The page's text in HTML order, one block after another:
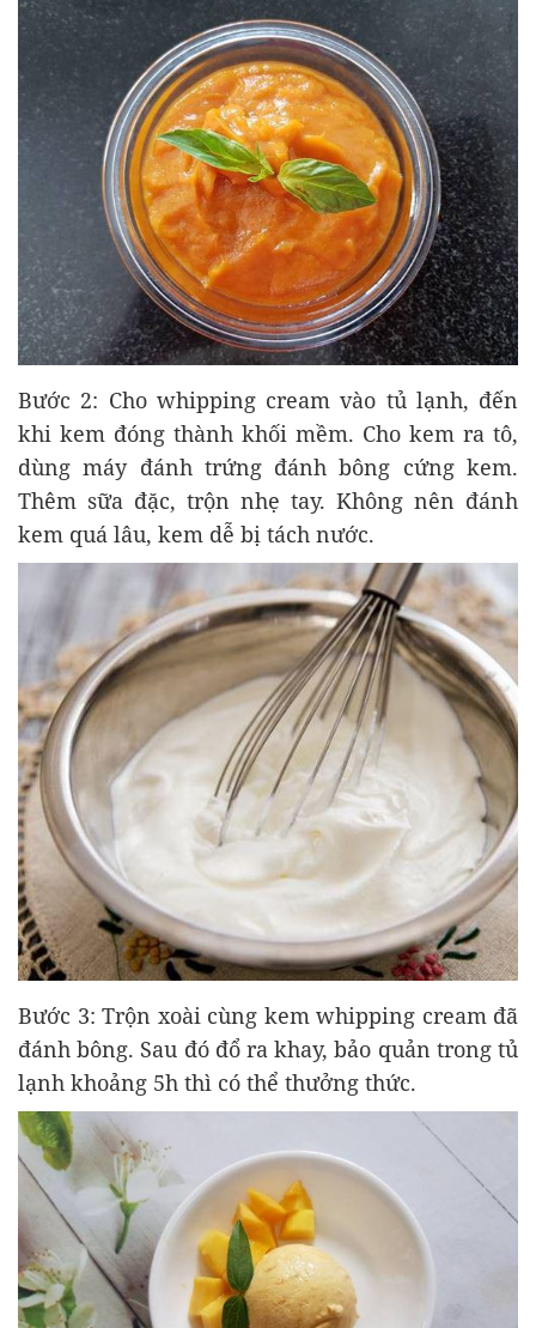
Bước 2: Cho whipping cream vào tủ lạnh, đến
khi kem đóng thành khối mềm. Cho kem ra tô,
dùng máy đánh trứng đánh bông cứng kem.
Thêm sữa đặc, trộn nhẹ tay. Không nên đánh
kem quá lâu, kem dễ bị tách nước.
Bước 3: Trộn xoài cùng kem whipping cream đã
đánh bông. Sau đó đổ ra khay, bảo quản trong tủ
lạnh khoảng 5h thì có thể thưởng thức.